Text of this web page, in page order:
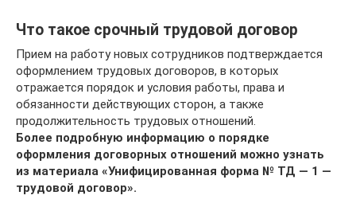
Что такое срочный трудовой договор
Прием на работу новых сотрудников подтверждается
оформлением трудовых договоров, в которых
отражается порядок и условия работы, права и
обязанности действующих сторон, а также
продолжительность трудовых отношений.
Более подробную информацию о порядке
оформления договорных отношений можно узнать
из материала «Унифицированная форма № ТД — 1 —
трудовой договор».